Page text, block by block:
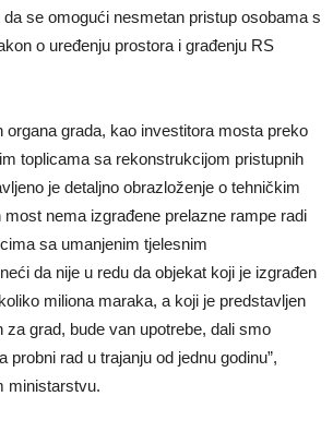
se omogući nesmetan pristup osobama s
o uređenju prostora i građenju RS
organa grada, kao investitora mosta preko
toplicama sa rekonstrukcijom pristupnih
je detaljno obrazloženje o tehničkim
nema izgrađene prelazne rampe radi
sa umanjenim tjelesnim
da nije u redu da objekat koji je izgrađen
miliona maraka, a koji je predstavljen
za grad, bude van upotrebe, dali smo
probni rad u trajanju od jednu godinu”,
ministarstvu.